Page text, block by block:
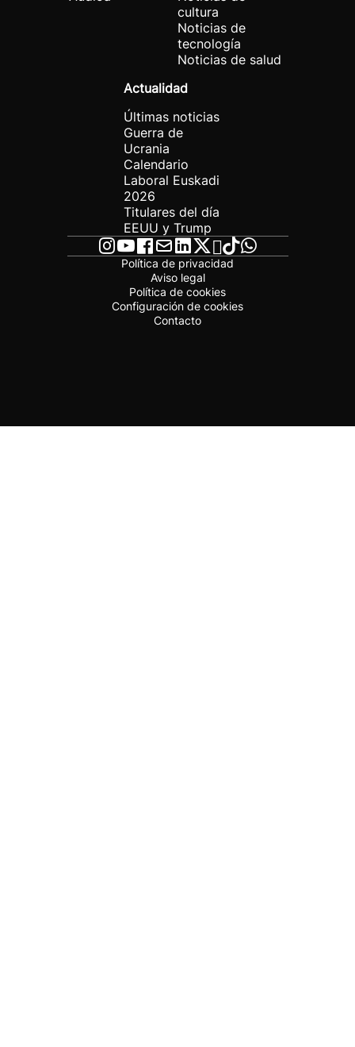
cultura
Noticias de
tecnología
Noticias de salud
Actualidad
Últimas noticias
Guerra de
Ucrania
Calendario
Laboral Euskadi
2026
Titulares del día
EEUU y Trump
Política de privacidad
Aviso legal
Política de cookies
Configuración de cookies
Contacto